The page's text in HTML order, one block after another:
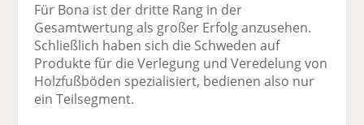
Für Bona ist der dritte Rang in der
Gesamtwertung als großer Erfolg anzusehen.
Schließlich haben sich die Schweden auf
Produkte für die Verlegung und Veredelung von
Holzfußböden spezialisiert, bedienen also nur
ein Teilsegment.